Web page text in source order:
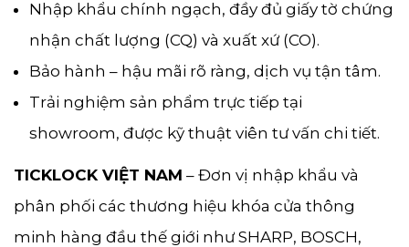
Nhập khẩu chính ngạch, đầy đủ giấy tờ chứng
nhận chất lượng (CQ) và xuất xứ (CO).
Bảo hành – hậu mãi rõ ràng, dịch vụ tận tâm.
Trải nghiệm sản phẩm trực tiếp tại
showroom, được kỹ thuật viên tư vấn chi tiết.
TICKLOCK VIỆT NAM – Đơn vị nhập khẩu và
phân phối các thương hiệu khóa cửa thông
minh hàng đầu thế giới như SHARP, BOSCH,